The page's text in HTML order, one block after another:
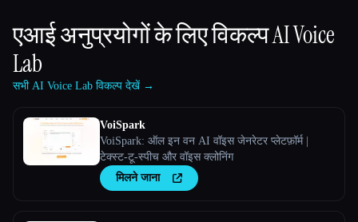
एआई अनुप्रयोगों के लिए विकल्पAI Voice
Lab
सभी AI Voice Lab विकल्प देखें →
VoiSpark
VoiSpark: ऑल इन वन AI वॉइस जेनरेटर प्लेटफ़ॉर्म |
टेक्स्ट-टू-स्पीच और वॉइस क्लोनिंग
मिलने जाना